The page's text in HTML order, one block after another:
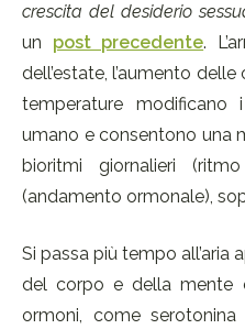
crescita del desiderio
un post precedente.
dell’estate, l’aumento
temperature
umano e consentono una
bioritmi giornalieri
(andamento ormonale),
Si passa più tempo
del corpo e della mente
ormoni, come